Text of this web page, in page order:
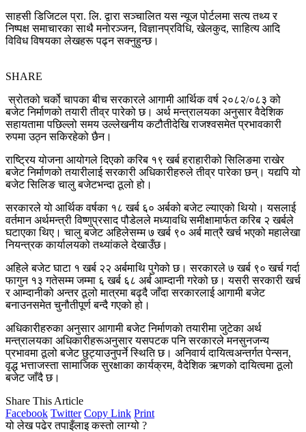
साहसी डिजिटल प्रा. लि. द्वारा सञ्चालित यस न्यूज पोर्टलमा सत्य तथ्य र
निष्पक्ष समाचारका साथै मनोरञ्जन, विज्ञानप्रविधि, खेलकुद, साहित्य आदि
विविध विषयका लेखहरू पढ्न सक्नुहुन्छ।
SHARE
स्रोतको चर्को चापका बीच सरकारले आगामी आर्थिक वर्ष २०८२/०८३ को
बजेट निर्माणको तयारी तीव्र पारेको छ। अर्थ मन्त्रालयका अनुसार वैदेशिक
सहायतामा पछिल्लो समय उल्लेखनीय कटौतीदेखि राजश्वसमेत प्रभावकारी
रुपमा उठ्न सकिरहेको छैन।
राष्ट्रिय योजना आयोगले दिएको करिब १९ खर्ब हराहारीको सिलिङमा राखेर
बजेट निर्माणको तयारीलाई सरकारी अधिकारीहरुले तीव्र पारेका छन्। यद्यपि यो
बजेट सिलिङ चालु बजेटभन्दा ठूलो हो।
सरकारले यो आर्थिक वर्षका १८ खर्ब ६० अर्बको बजेट ल्याएको थियो। यसलाई
वर्तमान अर्थमन्त्री विष्णुप्रसाद पौडेलले मध्यावधि समीक्षामार्फत करिब २ खर्बले
घटाएका थिए। चालु बजेट अहिलेसम्म ७ खर्ब ९० अर्ब मात्रै खर्च भएको महालेखा
नियन्त्रक कार्यालयको तथ्यांकले देखाउँछ।
अहिले बजेट घाटा १ खर्ब २२ अर्बमाथि पुगेको छ। सरकारले ७ खर्ब ९० खर्च गर्दा
फागुन १३ गतेसम्म जम्मा ६ खर्ब ६८ अर्ब आम्दानी गरेको छ। यसरी सरकारी खर्च
र आम्दानीको अन्तर ठूलो मात्रमा बढ्दै जाँदा सरकारलाई आगामी बजेट
बनाउनसमेत चुनौतीपूर्ण बन्दै गएको हो।
अधिकारीहरुका अनुसार आगामी बजेट निर्माणको तयारीमा जुटेका अर्थ
मन्त्रालयका अधिकारीहरूअनुसार यसपटक पनि सरकारले मनसुनजन्य
प्रभावमा ठूलो बजेट छुट्याउनुपर्ने स्थिति छ। अनिवार्य दायित्वअन्तर्गत पेन्सन,
वृद्ध भत्ताजस्ता सामाजिक सुरक्षाका कार्यक्रम, वैदेशिक ऋणको दायित्वमा ठूलो
बजेट जाँदै छ।
Share This Article
Facebook Twitter Copy Link Print
यो लेख पढेर तपाइँलाइ कस्तो लाग्यो ?